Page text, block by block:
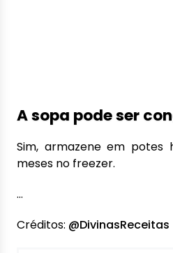
A sopa pode ser
Sim, armazene em
meses no freezer.
…
Créditos: @DivinasReceitas